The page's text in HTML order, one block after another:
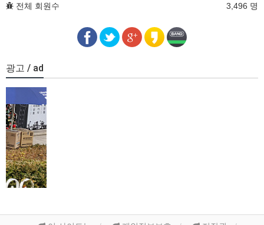
전체 회원수
3,496 명
광고 / ad